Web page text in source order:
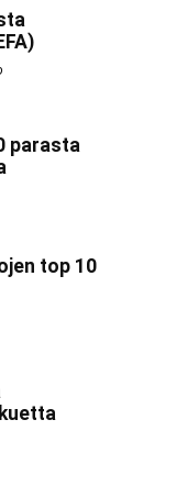
parasta
top 10